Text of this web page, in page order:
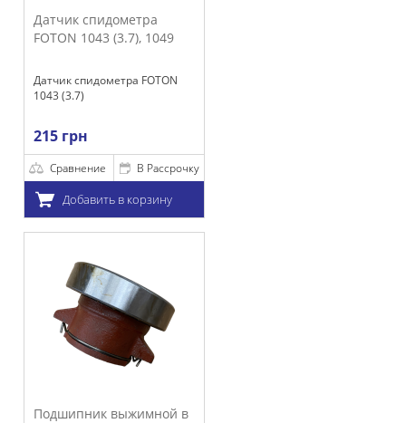
(3.7), 1049
FOTON
В Рассрочку
в корзину
выжимной в